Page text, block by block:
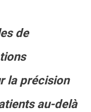
de
la précision
au-delà